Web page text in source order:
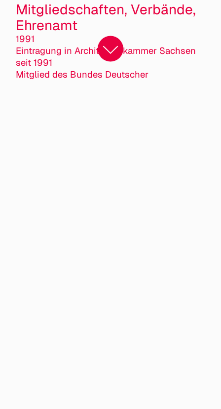
Mitgliedschaften, Verbände,
Ehrenamt
1991
Eintragung in Architektenkammer Sachsen
seit 1991
Mitglied des Bundes Deutscher